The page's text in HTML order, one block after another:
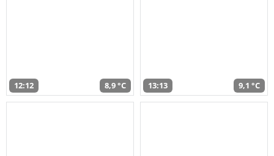
12:12 8,9 °C 13:13 9,1 °C